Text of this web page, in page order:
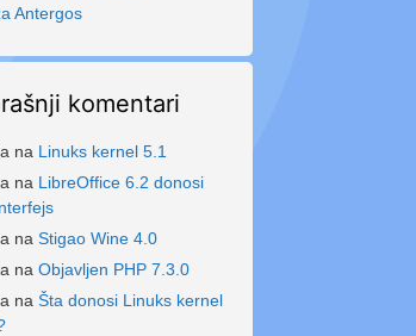
Antergos
komentari
na Linuks kernel 5.1
na LibreOffice 6.2 donosi
na Stigao Wine 4.0
na Objavljen PHP 7.3.0
na Šta donosi Linuks kernel